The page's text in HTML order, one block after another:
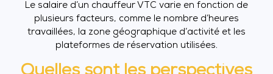
Le salaire d’un chauffeur VTC varie en fonction de
plusieurs facteurs, comme le nombre d’heures
travaillées, la zone géographique d’activité et les
plateformes de réservation utilisées.